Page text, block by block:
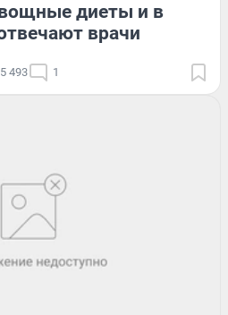
диеты и в
врачи
5 493 1